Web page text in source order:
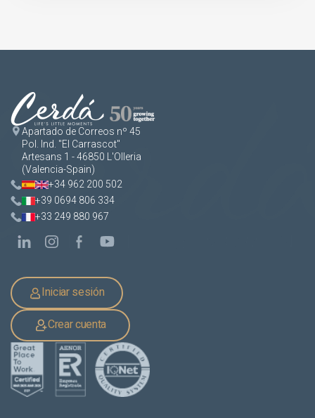
Apartado de Correos nº 45
Pol. Ind. "El Carrascot"
Artesans 1 - 46850 L'Olleria
(Valencia-Spain)
+34 962 200 502
+39 0694 806 334
+33 249 880 967
Iniciar sesión
Crear cuenta